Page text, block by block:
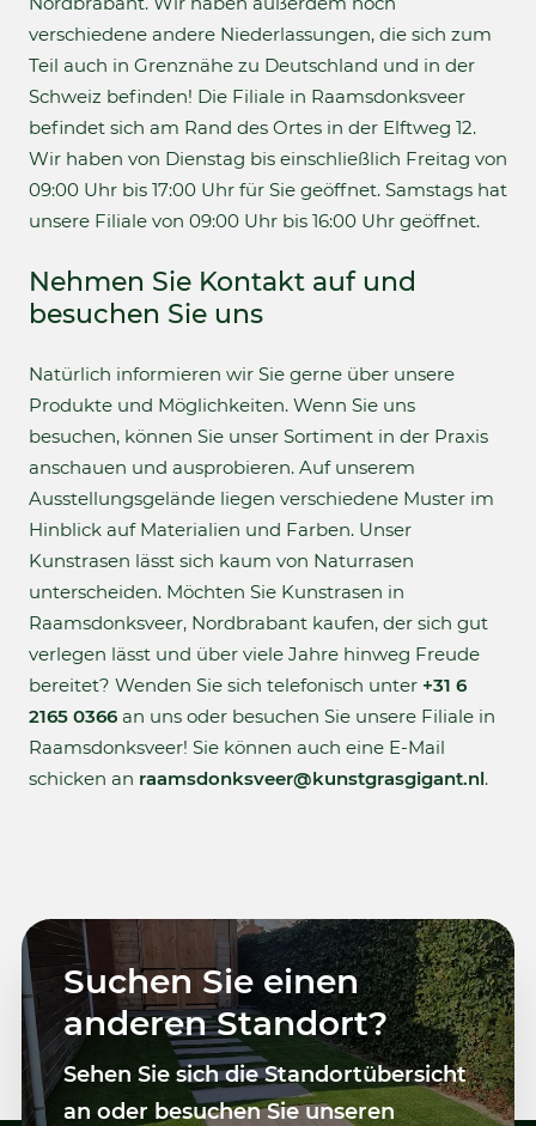
verschiedene andere Niederlassungen, die sich zum
Teil auch in Grenznähe zu Deutschland und in der
Schweiz befinden! Die Filiale in Raamsdonksveer
befindet sich am Rand des Ortes in der Elftweg 12.
Wir haben von Dienstag bis einschließlich Freitag von
09:00 Uhr bis 17:00 Uhr für Sie geöffnet. Samstags hat
unsere Filiale von 09:00 Uhr bis 16:00 Uhr geöffnet.
Nehmen Sie Kontakt auf und
besuchen Sie uns
Natürlich informieren wir Sie gerne über unsere
Produkte und Möglichkeiten. Wenn Sie uns
besuchen, können Sie unser Sortiment in der Praxis
anschauen und ausprobieren. Auf unserem
Ausstellungsgelände liegen verschiedene Muster im
Hinblick auf Materialien und Farben. Unser
Kunstrasen lässt sich kaum von Naturrasen
unterscheiden. Möchten Sie Kunstrasen in
Raamsdonksveer, Nordbrabant kaufen, der sich gut
verlegen lässt und über viele Jahre hinweg Freude
bereitet? Wenden Sie sich telefonisch unter +31 6
2165 0366 an uns oder besuchen Sie unsere Filiale in
Raamsdonksveer! Sie können auch eine E-Mail
schicken an raamsdonksveer@kunstgrasgigant.nl.
Suchen Sie einen
anderen Standort?
Sehen Sie sich die Standortübersicht
an oder besuchen Sie unseren